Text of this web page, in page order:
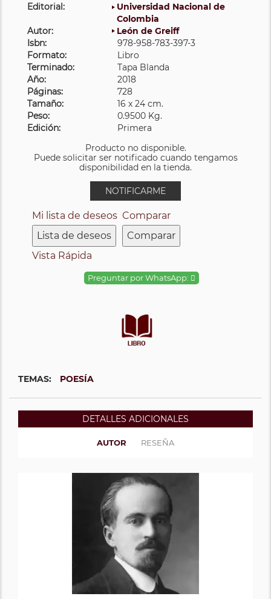
Editorial:
Universidad Nacional de
Colombia
Autor:
León de Greiff
Isbn:
978-958-783-397-3
Formato:
Libro
Terminado:
Tapa Blanda
Año:
2018
Páginas:
728
Tamaño:
16 x 24 cm.
Peso:
0.9500 Kg.
Edición:
Primera
Producto no disponible.
Puede solicitar ser notificado cuando tengamos
disponibilidad en la tienda.
NOTIFICARME
Mi lista de deseos
Lista de deseos
Comparar
Comparar
Vista Rápida
Preguntar por WhatsApp:
TEMAS: POESÍA
DETALLES ADICIONALES
AUTOR RESEÑA